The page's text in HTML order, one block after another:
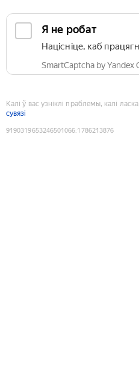
Я не робат
Націсніце, каб
SmartCaptcha by Yandex
Калі ў вас узніклі праблемы, калі
сувязі
9190319653246501066:1786213876